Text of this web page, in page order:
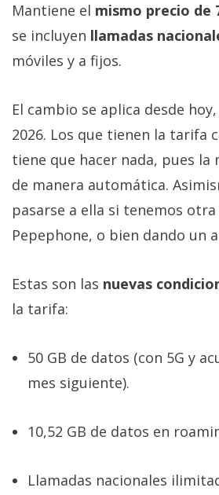
Mantiene el mismo precio de
se incluyen llamadas
móviles y a fijos.
El cambio se aplica desde
2026. Los que tienen la tarifa
tiene que hacer nada, pues la
de manera automática.
pasarse a ella si tenemos
Pepephone, o bien dando un
Estas son las nuevas
la tarifa:
50 GB de datos (con 5G y
mes siguiente).
10,52 GB de datos en
Llamadas nacionales